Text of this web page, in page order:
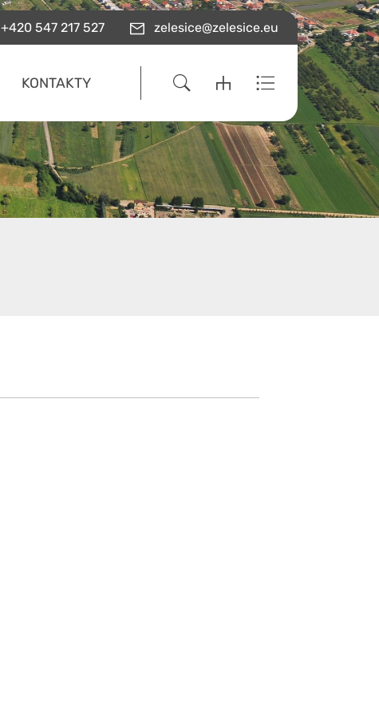
+420 547 217 527 zelesice@zelesice.eu
KONTAKTY